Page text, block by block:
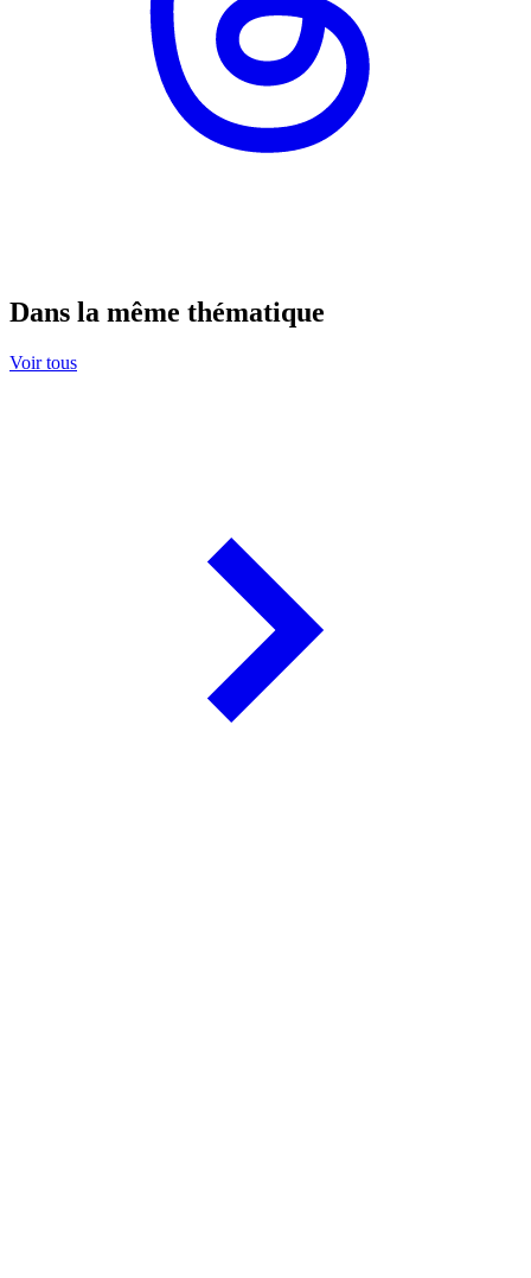
Dans la même thématique
Voir tous